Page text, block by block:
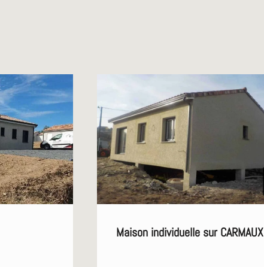
Maison individuelle sur CARMAUX